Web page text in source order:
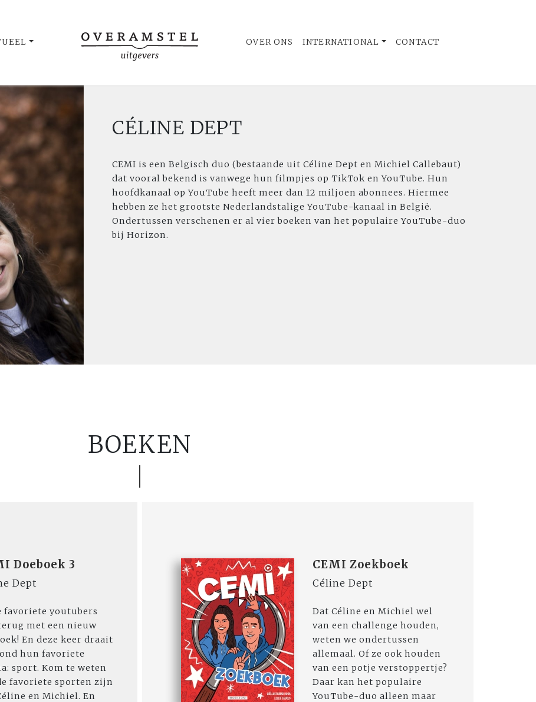
OVER ONS INTERNATIONAL CONTACT
CÉLINE DEPT
CEMI is een Belgisch duo (bestaande uit Céline Dept en Michiel Callebaut)
dat vooral bekend is vanwege hun filmpjes op TikTok en YouTube. Hun
hoofdkanaal op YouTube heeft meer dan 12 miljoen abonnees. Hiermee
hebben ze het grootste Nederlandstalige YouTube-kanaal in België.
Ondertussen verschenen er al vier boeken van het populaire YouTube-duo
bij Horizon.
BOEKEN
Doeboek 3
Dept
favoriete youtubers
met een nieuw
En deze keer draait
hun favoriete
sport. Kom te weten
favoriete sporten zijn
en Michiel. En
CEMI Zoekboek
Céline Dept
Dat Céline en Michiel wel
van een challenge houden,
weten we ondertussen
allemaal. Of ze ook houden
van een potje verstoppertje?
Daar kan het populaire
YouTube-duo alleen maar